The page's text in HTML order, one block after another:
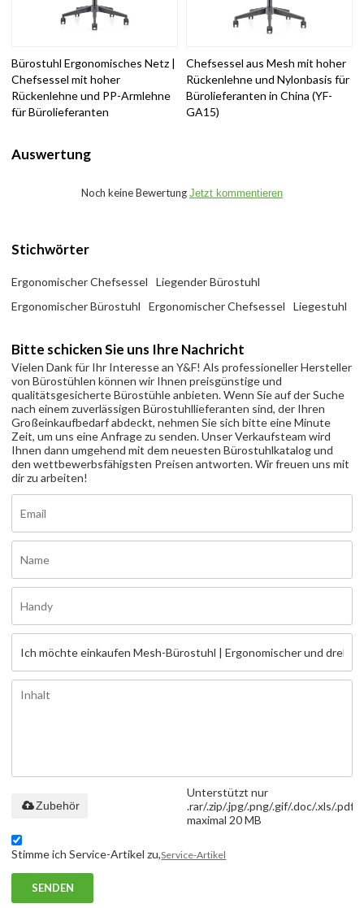
Bürostuhl Ergonomisches Netz |
Chefsessel mit hoher
Rückenlehne und PP-Armlehne
für Bürolieferanten
Chefsessel aus Mesh mit hoher
Rückenlehne und Nylonbasis für
Bürolieferanten in China (YF-
GA15)
Auswertung
Noch keine Bewertung Jetzt kommentieren
Stichwörter
Ergonomischer Chefsessel
Liegender Bürostuhl
Ergonomischer Bürostuhl
Ergonomischer Chefsessel Liegestuhl
Bitte schicken Sie uns Ihre Nachricht
Vielen Dank für Ihr Interesse an Y&F! Als professioneller Hersteller
von Bürostühlen können wir Ihnen preisgünstige und
qualitätsgesicherte Bürostühle anbieten. Wenn Sie auf der Suche
nach einem zuverlässigen Bürostuhllieferanten sind, der Ihren
Großeinkaufbedarf abdeckt, nehmen Sie sich bitte eine Minute
Zeit, um uns eine Anfrage zu senden. Unser Verkaufsteam wird
Ihnen dann umgehend mit dem neuesten Bürostuhlkatalog und
den wettbewerbsfähigsten Preisen antworten. Wir freuen uns mit
dir zu arbeiten!
Unterstützt nur
.rar/.zip/.jpg/.png/.gif/.doc/.xls/.pdf,
maximal 20 MB
Zubehör
Stimme ich Service-Artikel zu,Service-Artikel
SENDEN